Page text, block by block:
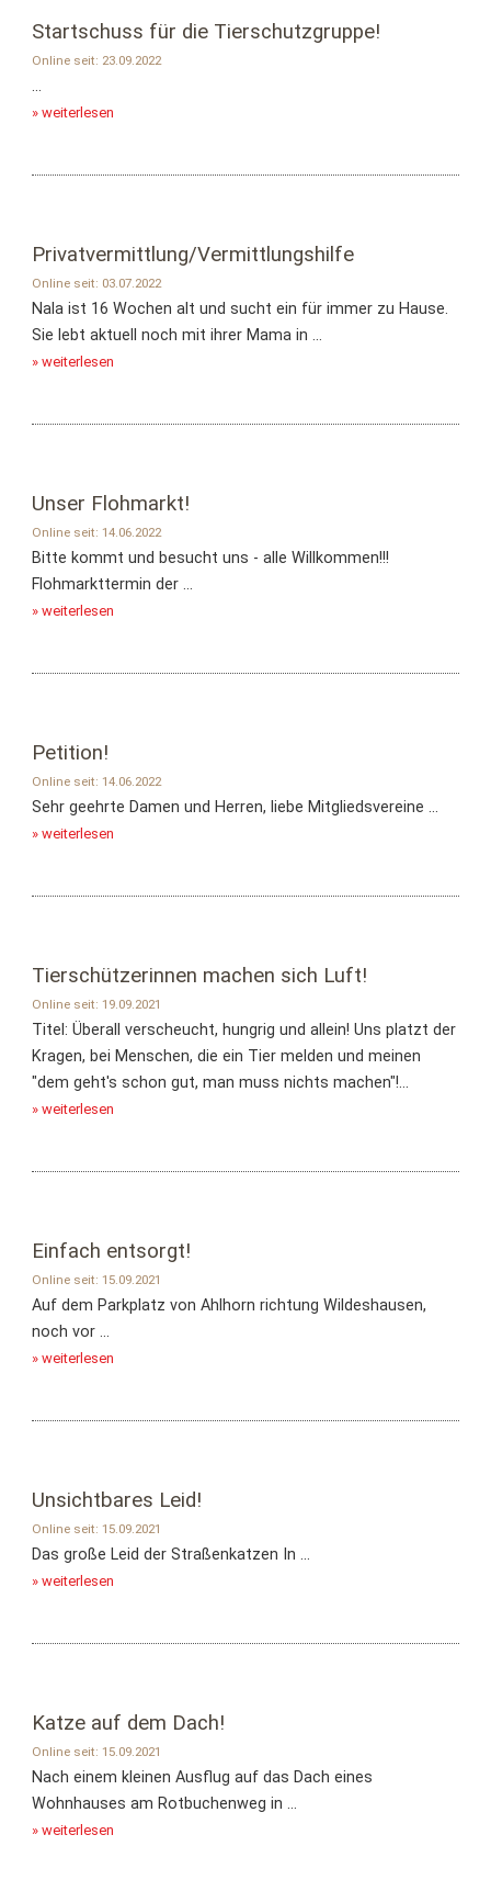
Startschuss für die Tierschutzgruppe!
Online seit: 23.09.2022
...
» weiterlesen
Privatvermittlung/Vermittlungshilfe
Online seit: 03.07.2022
Nala ist 16 Wochen alt und sucht ein für immer zu Hause.
Sie lebt aktuell noch mit ihrer Mama in ...
» weiterlesen
Unser Flohmarkt!
Online seit: 14.06.2022
Bitte kommt und besucht uns - alle Willkommen!!!
Flohmarkttermin der ...
» weiterlesen
Petition!
Online seit: 14.06.2022
Sehr geehrte Damen und Herren, liebe Mitgliedsvereine ...
» weiterlesen
Tierschützerinnen machen sich Luft!
Online seit: 19.09.2021
Titel: Überall verscheucht, hungrig und allein! Uns platzt der
Kragen, bei Menschen, die ein Tier melden und meinen
"dem geht's schon gut, man muss nichts machen"!...
» weiterlesen
Einfach entsorgt!
Online seit: 15.09.2021
Auf dem Parkplatz von Ahlhorn richtung Wildeshausen,
noch vor ...
» weiterlesen
Unsichtbares Leid!
Online seit: 15.09.2021
Das große Leid der Straßenkatzen In ...
» weiterlesen
Katze auf dem Dach!
Online seit: 15.09.2021
Nach einem kleinen Ausflug auf das Dach eines
Wohnhauses am Rotbuchenweg in ...
» weiterlesen